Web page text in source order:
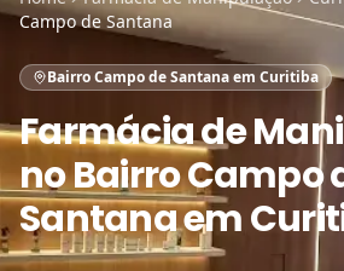
Campo de Santana
Bairro Campo de Santana em Curitiba
Farmácia de
noBairro Campo
Santana em